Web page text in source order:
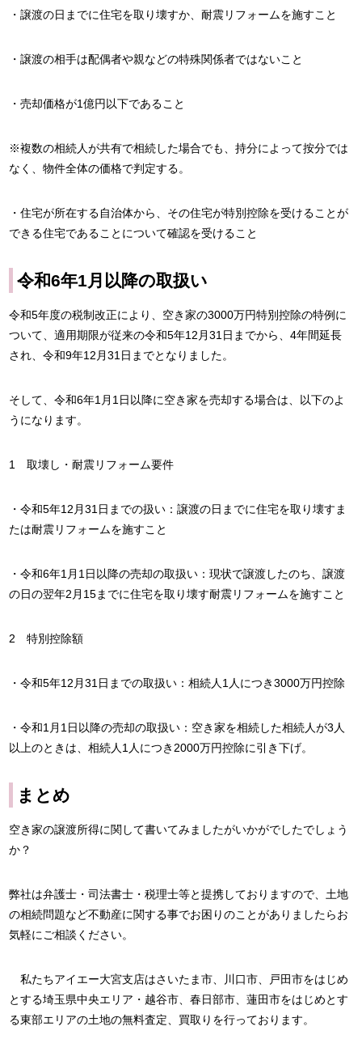
・譲渡の日までに住宅を取り壊すか、耐震リフォームを施すこと
・譲渡の相手は配偶者や親などの特殊関係者ではないこと
・売却価格が1億円以下であること
※複数の相続人が共有で相続した場合でも、持分によって按分では
なく、物件全体の価格で判定する。
・住宅が所在する自治体から、その住宅が特別控除を受けることが
できる住宅であることについて確認を受けること
令和6年1月以降の取扱い
令和5年度の税制改正により、空き家の3000万円特別控除の特例に
ついて、適用期限が従来の令和5年12月31日までから、4年間延長
され、令和9年12月31日までとなりました。
そして、令和6年1月1日以降に空き家を売却する場合は、以下のよ
うになります。
1 取壊し・耐震リフォーム要件
・令和5年12月31日までの扱い：譲渡の日までに住宅を取り壊すま
たは耐震リフォームを施すこと
・令和6年1月1日以降の売却の取扱い：現状で譲渡したのち、譲渡
の日の翌年2月15までに住宅を取り壊す耐震リフォームを施すこと
2 特別控除額
・令和5年12月31日までの取扱い：相続人1人につき3000万円控除
・令和1月1日以降の売却の取扱い：空き家を相続した相続人が3人
以上のときは、相続人1人につき2000万円控除に引き下げ。
まとめ
空き家の譲渡所得に関して書いてみましたがいかがでしたでしょう
か？
弊社は弁護士・司法書士・税理士等と提携しておりますので、土地
の相続問題など不動産に関する事でお困りのことがありましたらお
気軽にご相談ください。
私たちアイエー大宮支店はさいたま市、川口市、戸田市をはじめ
とする埼玉県中央エリア・越谷市、春日部市、蓮田市をはじめとす
る東部エリアの土地の無料査定、買取りを行っております。